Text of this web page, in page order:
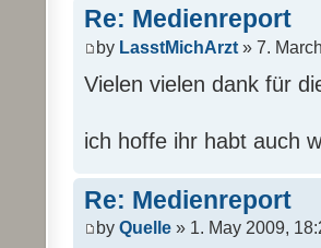
Re: Medienreport
by LasstMichArzt » 7.
Vielen vielen dank für
ich hoffe ihr habt auch
Re: Medienreport
by Quelle » 1. May 2009,